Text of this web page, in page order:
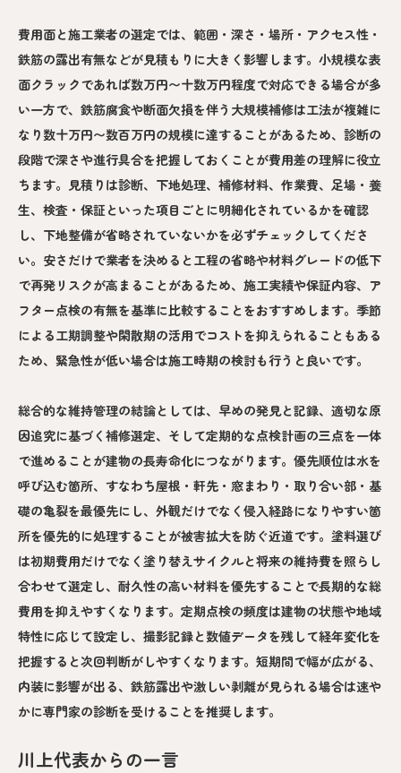
費用面と施工業者の選定では、範囲・深さ・場所・アクセス性・
鉄筋の露出有無などが見積もりに大きく影響します。小規模な表
面クラックであれば数万円〜十数万円程度で対応できる場合が多
い一方で、鉄筋腐食や断面欠損を伴う大規模補修は工法が複雑に
なり数十万円〜数百万円の規模に達することがあるため、診断の
段階で深さや進行具合を把握しておくことが費用差の理解に役立
ちます。見積りは診断、下地処理、補修材料、作業費、足場・養
生、検査・保証といった項目ごとに明細化されているかを確認
し、下地整備が省略されていないかを必ずチェックしてくださ
い。安さだけで業者を決めると工程の省略や材料グレードの低下
で再発リスクが高まることがあるため、施工実績や保証内容、ア
フター点検の有無を基準に比較することをおすすめします。季節
による工期調整や閑散期の活用でコストを抑えられることもある
ため、緊急性が低い場合は施工時期の検討も行うと良いです。
総合的な維持管理の結論としては、早めの発見と記録、適切な原
因追究に基づく補修選定、そして定期的な点検計画の三点を一体
で進めることが建物の長寿命化につながります。優先順位は水を
呼び込む箇所、すなわち屋根・軒先・窓まわり・取り合い部・基
礎の亀裂を最優先にし、外観だけでなく侵入経路になりやすい箇
所を優先的に処理することが被害拡大を防ぐ近道です。塗料選び
は初期費用だけでなく塗り替えサイクルと将来の維持費を照らし
合わせて選定し、耐久性の高い材料を優先することで長期的な総
費用を抑えやすくなります。定期点検の頻度は建物の状態や地域
特性に応じて設定し、撮影記録と数値データを残して経年変化を
把握すると次回判断がしやすくなります。短期間で幅が広がる、
内装に影響が出る、鉄筋露出や激しい剥離が見られる場合は速や
かに専門家の診断を受けることを推奨します。
川上代表からの一言